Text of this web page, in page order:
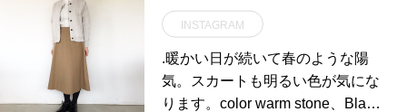
くなっているので上着を着ると手
首からの冷たい空気の侵入を防い
でくれてとっても暖かいです。ぜ
ひ一度お試しください♡.#CINQ #
INSTAGRAM
.暖かい日が続いて春のような陽
気。スカートも明るい色が気にな
ります。color warm stone、Black